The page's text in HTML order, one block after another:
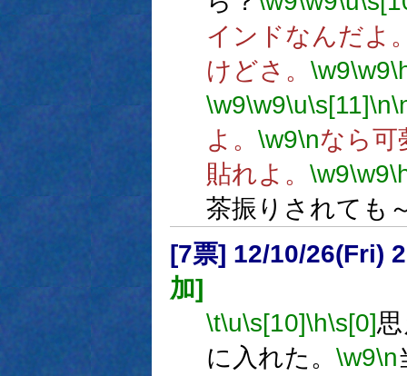
インドなんだよ
けどさ。 \w9\w9
\w9\w9\u\s[11]\n
よ。 \w9\nなら可
貼れよ。 \w9\w9
茶振りされても
[7票] 12/10/26(Fri)
加]
\t\u\s[10]\h\s[0]
に入れた。 \w9\n